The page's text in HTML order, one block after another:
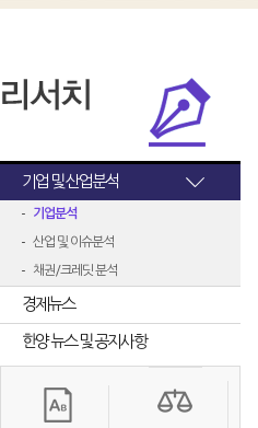
기업 및 산업분석
기업분석
산업 및 이슈분석
채권/크레딧 분석
경제뉴스
한양 뉴스 및 공지사항